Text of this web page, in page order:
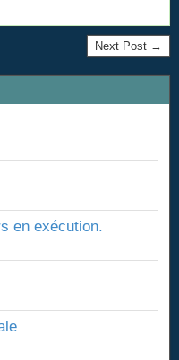
Next Post →
en exécution.